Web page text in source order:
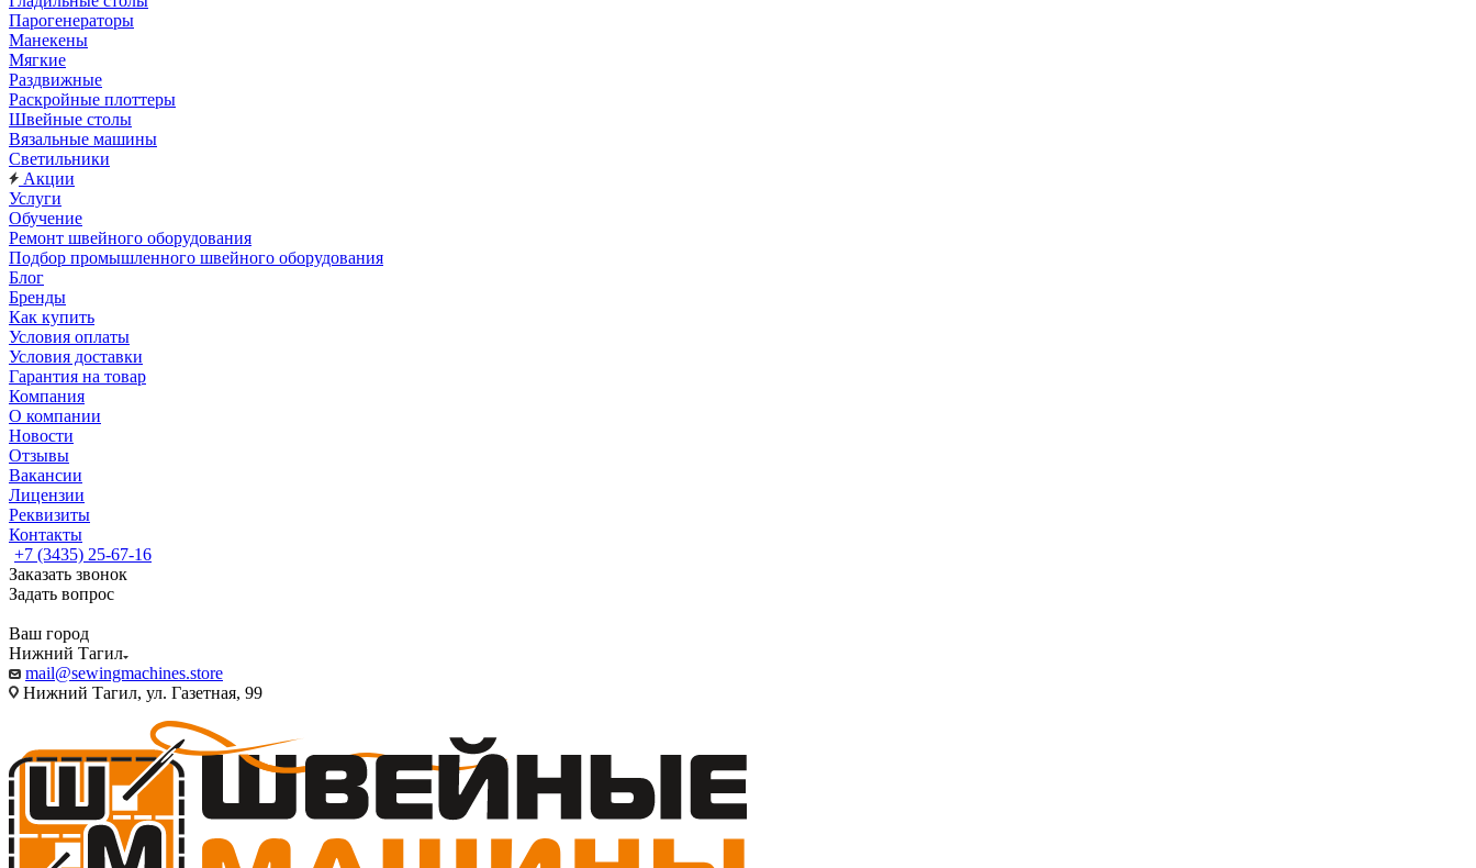
Парогенераторы
Манекены
Мягкие
Раздвижные
Раскройные плоттеры
Швейные столы
Вязальные машины
Светильники
Акции
Услуги
Обучение
Ремонт швейного оборудования
Подбор промышленного швейного оборудования
Блог
Бренды
Как купить
Условия оплаты
Условия доставки
Гарантия на товар
Компания
О компании
Новости
Отзывы
Вакансии
Лицензии
Реквизиты
Контакты
+7 (3435) 25-67-16
Заказать звонок
Задать вопрос
Ваш город
Нижний Тагил
mail@sewingmachines.store
Нижний Тагил, ул. Газетная, 99